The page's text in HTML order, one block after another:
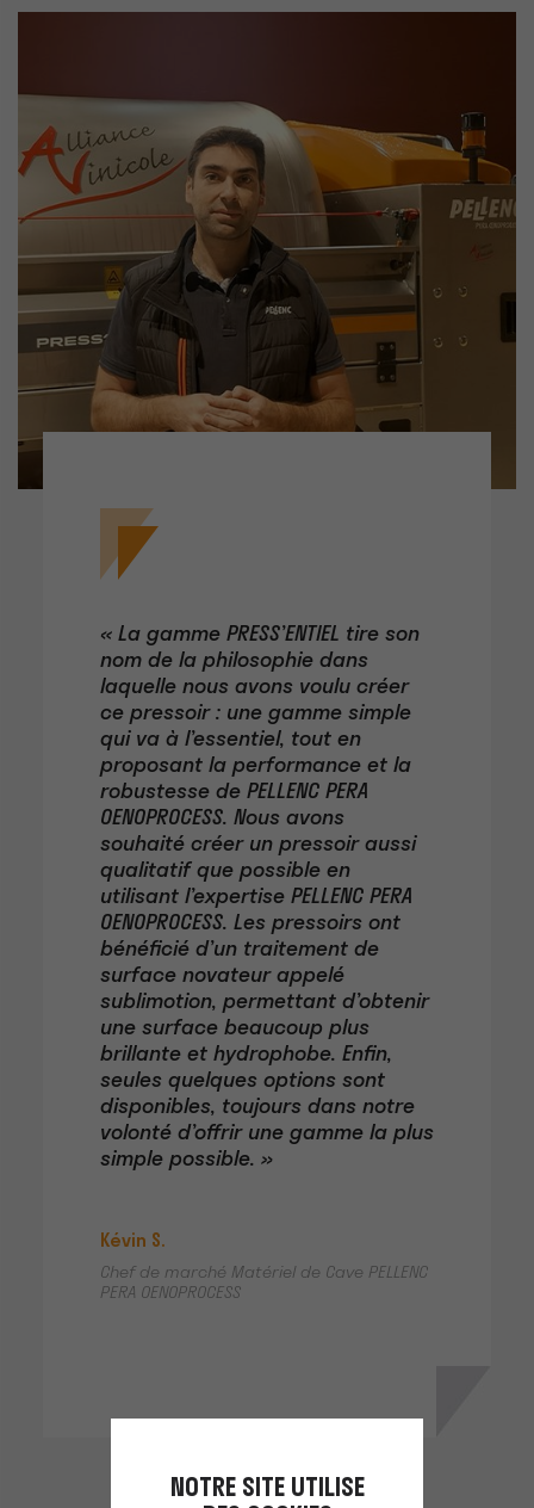
« La gamme PRESS’ENTIEL tire son
nom de la philosophie dans
laquelle nous avons voulu créer
ce pressoir : une gamme simple
qui va à l’essentiel, tout en
proposant la performance et la
robustesse de PELLENC PERA
OENOPROCESS. Nous avons
souhaité créer un pressoir aussi
qualitatif que possible en
utilisant l’expertise PELLENC PERA
OENOPROCESS. Les pressoirs ont
bénéficié d’un traitement de
surface novateur appelé
sublimotion, permettant d’obtenir
une surface beaucoup plus
brillante et hydrophobe. Enfin,
seules quelques options sont
disponibles, toujours dans notre
volonté d’offrir une gamme la plus
simple possible. »
Kévin S.
Chef de marché Matériel de Cave PELLENC
PERA OENOPROCESS
NOTRE SITE UTILISE